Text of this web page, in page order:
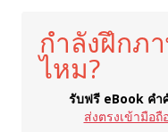
กำลังฝึกภ
ไหม?
รับฟรี eBook คำ
ส่งตรงเข้ามือ